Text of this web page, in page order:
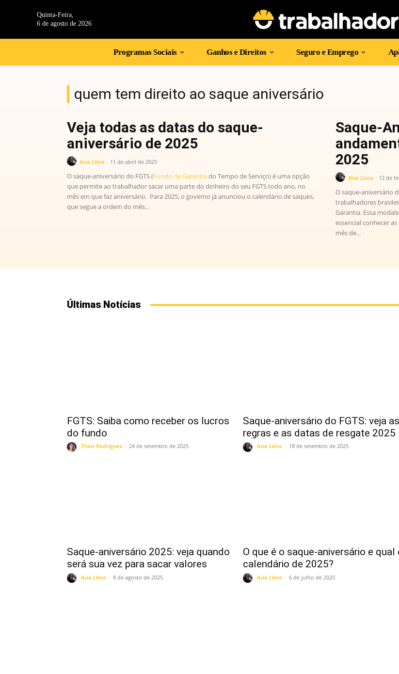
Quinta-Feira,
6 de agosto de 2026
Programas Sociais Ganhos e Direitos Seguro e Emprego
quem tem direito ao saque aniversário
Veja todas as datas do saque-
aniversário de 2025
Ana Lima - 11 de abril de 2025
O saque-aniversário do FGTS (Fundo de Garantiado Tempo de Serviço) é uma opção
que permite ao trabalhador sacar uma parte do dinheiro do seu FGTS todo ano, no
mês em que faz aniversário. Para 2025, o governo já anunciou o calendário de saques,
que segue a ordem do mês...
Saque-
2025
Ana Lima - 12 de
O saque-aniversário
trabalhadores
Garantia. Essa
essencial conhecer
mês de...
Últimas Notícias
FGTS: Saiba como receber os lucros
do fundo
Thais Rodrigues - 24 de setembro de 2025
Saque-aniversário do FGTS: veja as
regras e as datas de resgate 2025
Ana Lima - 18 de setembro de 2025
Saque-aniversário 2025: veja quando
será sua vez para sacar valores
Ana Lima - 8 de agosto de 2025
O que é o saque-aniversário e qual
calendário de 2025?
Ana Lima - 6 de julho de 2025